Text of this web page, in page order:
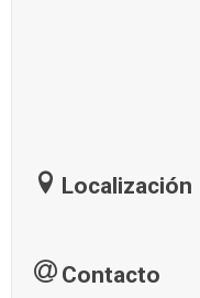
Localización
Contacto